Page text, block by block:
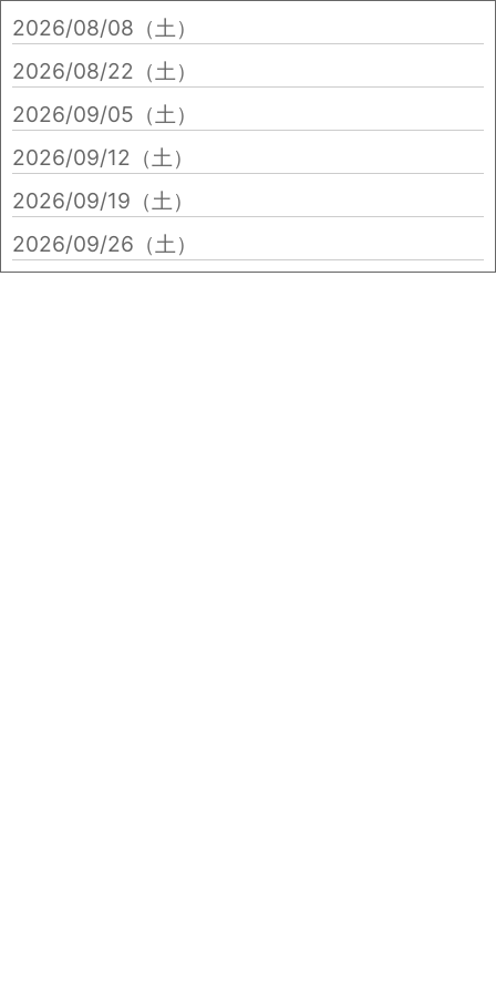
2026/08/08（土）
2026/08/22（土）
2026/09/05（土）
2026/09/12（土）
2026/09/19（土）
2026/09/26（土）